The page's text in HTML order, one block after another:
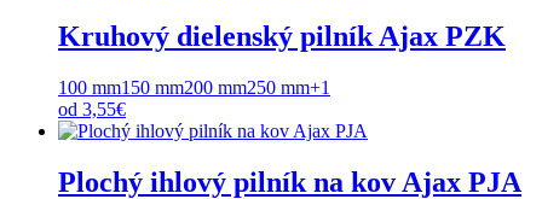
Kruhový dielenský pilník Ajax PZK
100 mm150 mm200 mm250 mm+1
od 3,55€
Plochý ihlový pilník na kov Ajax PJA